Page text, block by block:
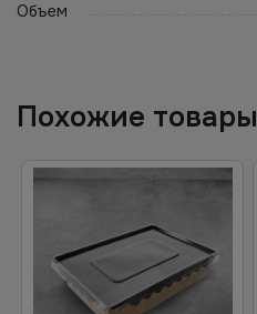
Объем
Похожие товары